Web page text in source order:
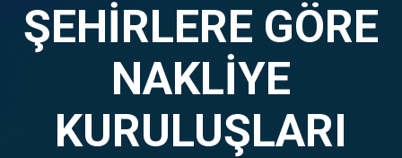
ŞEHIRLERE GÖRE
NAKLIYE
KURULUŞLARI